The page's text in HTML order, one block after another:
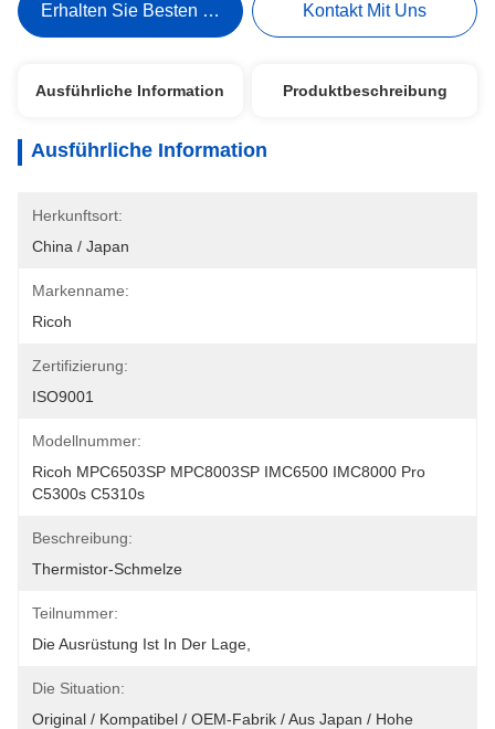
Erhalten Sie Besten Preis Kontakt Mit Uns
Ausführliche Information Produktbeschreibung
Ausführliche Information
Herkunftsort:
China / Japan
Markenname:
Ricoh
Zertifizierung:
ISO9001
Modellnummer:
Ricoh MPC6503SP MPC8003SP IMC6500 IMC8000 Pro
C5300s C5310s
Beschreibung:
Thermistor-Schmelze
Teilnummer:
Die Ausrüstung Ist In Der Lage,
Die Situation:
Original / Kompatibel / OEM-Fabrik / Aus Japan / Hohe